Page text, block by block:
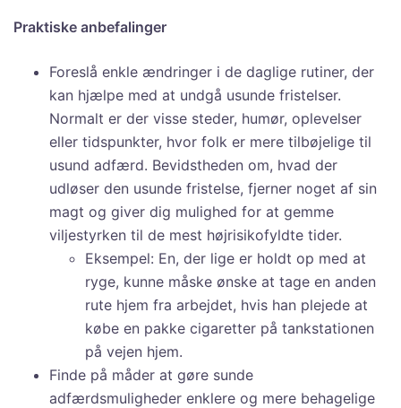
Praktiske anbefalinger
Foreslå enkle ændringer i de daglige rutiner, der
kan hjælpe med at undgå usunde fristelser.
Normalt er der visse steder, humør, oplevelser
eller tidspunkter, hvor folk er mere tilbøjelige til
usund adfærd. Bevidstheden om, hvad der
udløser den usunde fristelse, fjerner noget af sin
magt og giver dig mulighed for at gemme
viljestyrken til de mest højrisikofyldte tider.
Eksempel: En, der lige er holdt op med at
ryge, kunne måske ønske at tage en anden
rute hjem fra arbejdet, hvis han plejede at
købe en pakke cigaretter på tankstationen
på vejen hjem.
Finde på måder at gøre sunde
adfærdsmuligheder enklere og mere behagelige